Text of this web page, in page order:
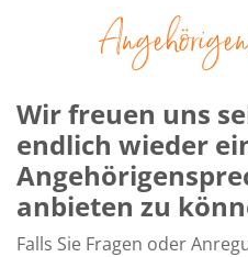
Wir freuen uns
endlich wieder
anbieten zu
Falls Sie Fragen oder